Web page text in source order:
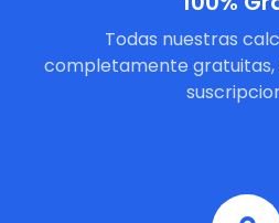
Todas nuestras
completamente gratuitas,